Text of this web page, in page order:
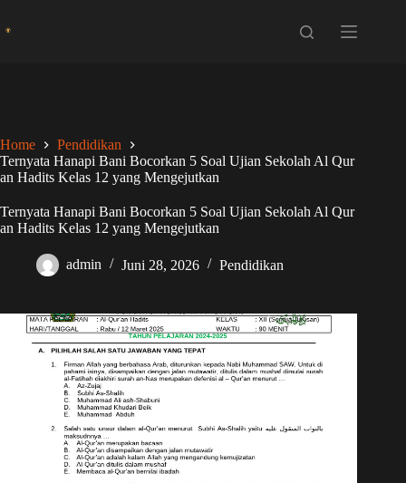
Home
Pendidikan
Ternyata Hanapi Bani Bocorkan 5 Soal Ujian Sekolah Al Qur
an Hadits Kelas 12 yang Mengejutkan
Ternyata Hanapi Bani Bocorkan 5 Soal Ujian Sekolah Al Qur
an Hadits Kelas 12 yang Mengejutkan
admin Juni 28, 2026 Pendidikan